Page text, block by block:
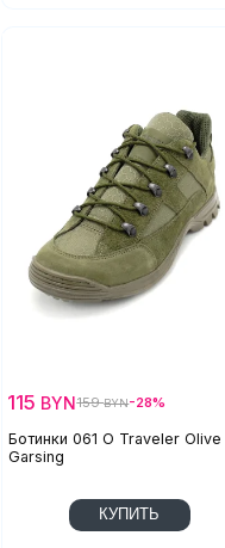
Ботинки 061 O Traveler Olive |
Garsing
115 BYN159BYN-28%
КУПИТЬ